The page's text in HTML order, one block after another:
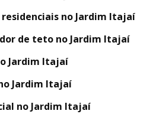
no Jardim Itajaí
de teto no Jardim Itajaí
Jardim Itajaí
Jardim Itajaí
no Jardim Itajaí